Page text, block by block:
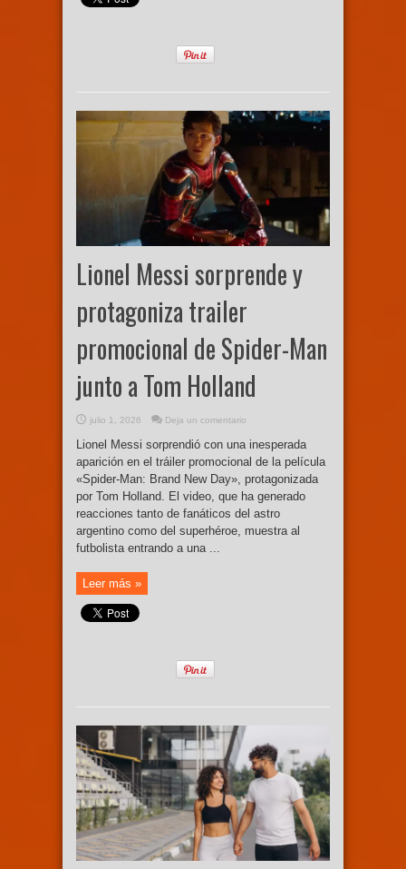
Lionel Messi sorprende y
protagoniza trailer
promocional de Spider-Man
junto a Tom Holland
julio 1, 2026 Deja un comentario
Lionel Messi sorprendió con una inesperada
aparición en el tráiler promocional de la película
«Spider-Man: Brand New Day», protagonizada
por Tom Holland. El video, que ha generado
reacciones tanto de fanáticos del astro
argentino como del superhéroe, muestra al
futbolista entrando a una ...
Leer más »